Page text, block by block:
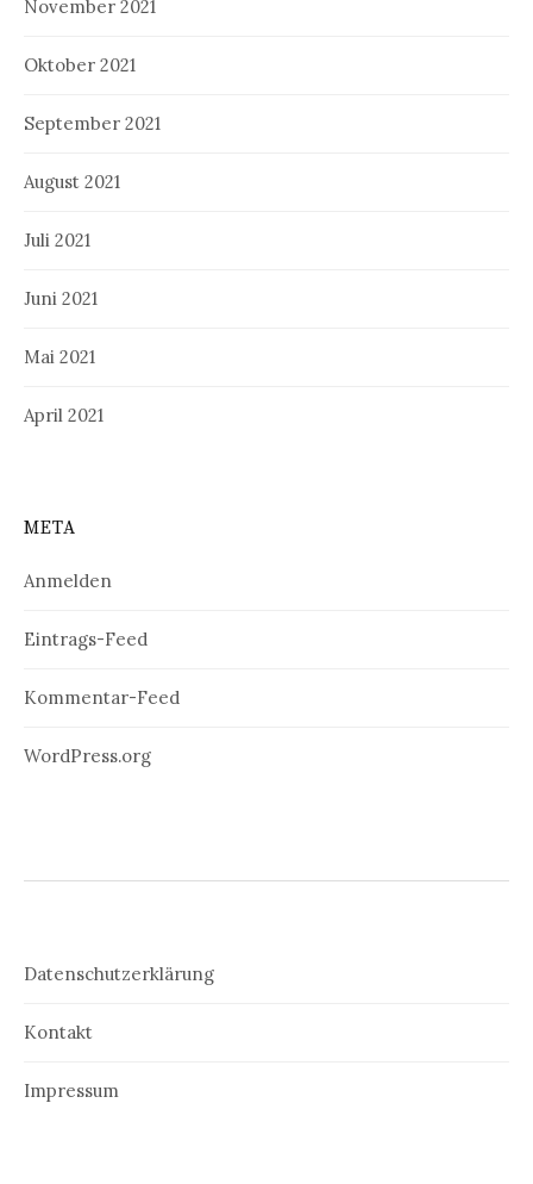
November 2021
Oktober 2021
September 2021
August 2021
Juli 2021
Juni 2021
Mai 2021
April 2021
META
Anmelden
Eintrags-Feed
Kommentar-Feed
WordPress.org
Datenschutzerklärung
Kontakt
Impressum